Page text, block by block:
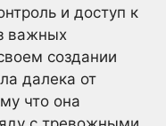
и доступ к
важных
создании
далека от
что она